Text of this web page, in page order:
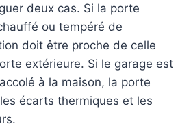
deux cas. Si la porte
ou tempéré de
doit être proche de celle
extérieure. Si le garage est
à la maison, la porte
écarts thermiques et les